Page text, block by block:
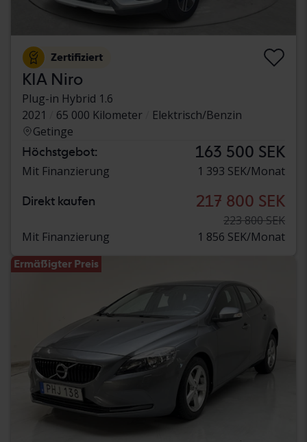
Zertifiziert
KIA Niro
Plug-in Hybrid 1.6
2021
65 000 Kilometer
Elektrisch/Benzin
Getinge
Höchstgebot: 163 500 SEK
Mit Finanzierung 1 393 SEK/Monat
Direkt kaufen 217 800 SEK
223 800 SEK
Mit Finanzierung
1 856 SEK/Monat
Ermäßigter Preis